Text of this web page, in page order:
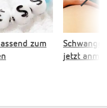
zum
jetzt